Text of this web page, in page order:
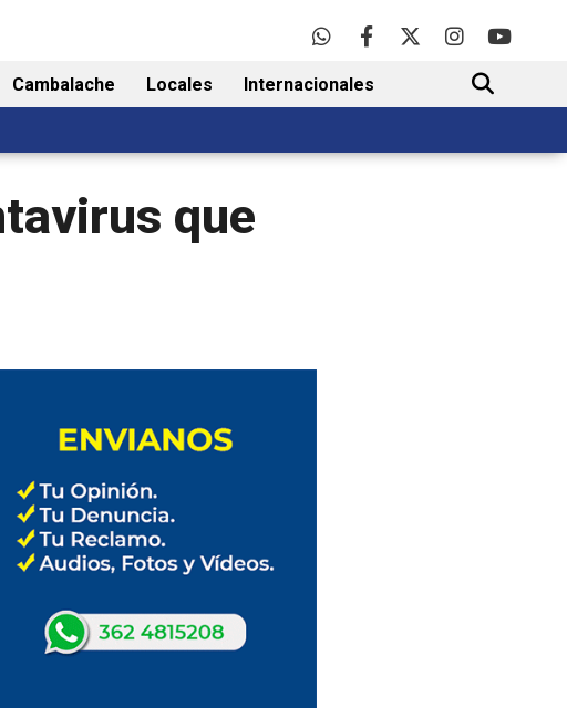
Cambalache Locales Internacionales
BUSCAR
que